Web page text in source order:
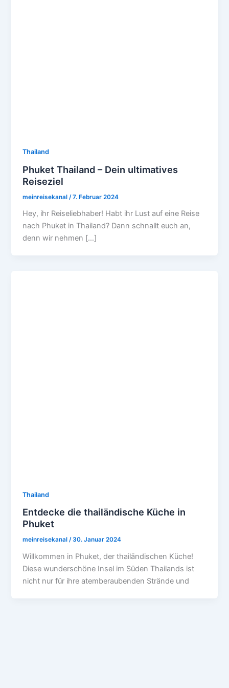
Thailand
Phuket Thailand – Dein ultimatives
Reiseziel
meinreisekanal /7. Februar 2024
Hey, ihr Reiseliebhaber! Habt ihr Lust auf eine Reise
nach Phuket in Thailand? Dann schnallt euch an,
denn wir nehmen […]
Thailand
Entdecke die thailändische Küche in
Phuket
meinreisekanal/30. Januar 2024
Willkommen in Phuket, der thailändischen Küche!
Diese wunderschöne Insel im Süden Thailands ist
nicht nur für ihre atemberaubenden Strände und